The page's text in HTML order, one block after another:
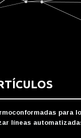
para
líneas